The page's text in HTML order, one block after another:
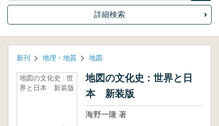
詳細検索
新刊 地理・地質 地図
地図の文化史 : 世
界と日本 新装版
地図の文化史 : 世界と日
本 新装版
海野一隆 著